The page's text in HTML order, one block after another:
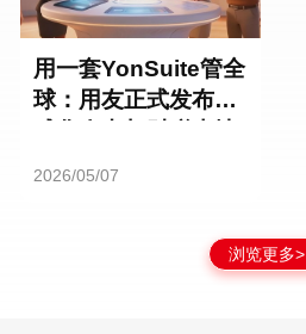
用一套YonSuite管全
球：用友正式发布全
2026/05/07
浏览更多>